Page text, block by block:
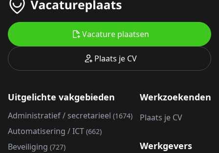
Plaats je CV
Vacature plaatsen
Uitgelichte vakgebieden
Administratief / secretarieel (1674)
Automatisering / ICT (662)
Beveiliging (727)
Werkzoekenden
Plaats je CV
Werkgevers